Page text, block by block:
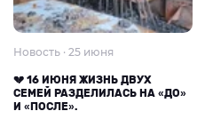
Новость · 25 июня
💔 16 ИЮНЯ ЖИЗНЬ ДВУХ
СЕМЕЙ РАЗДЕЛИЛАСЬ НА «ДО»
И «ПОСЛЕ».